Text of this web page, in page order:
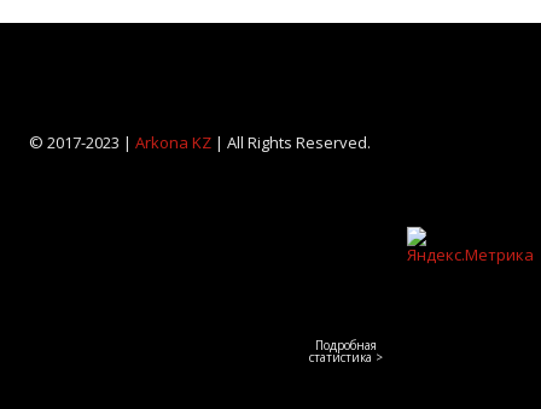
© 2017-2023 | Arkona KZ| All Rights Reserved.
Подробная
статистика >